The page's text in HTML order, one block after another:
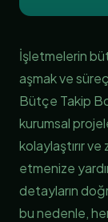
İşletmelerin
aşmak ve
Bütçe Takip
kurumsal
kolaylaştırır
etmenize
detayların
bu nedenle,